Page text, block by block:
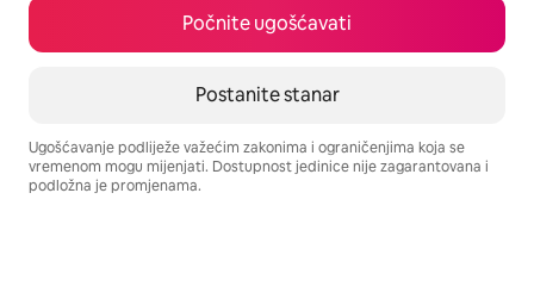
Počnite ugošćavati
Postanite stanar
Ugošćavanje podliježe važećim zakonima i ograničenjima koja se
vremenom mogu mijenjati. Dostupnost jedinice nije zagarantovana i
podložna je promjenama.